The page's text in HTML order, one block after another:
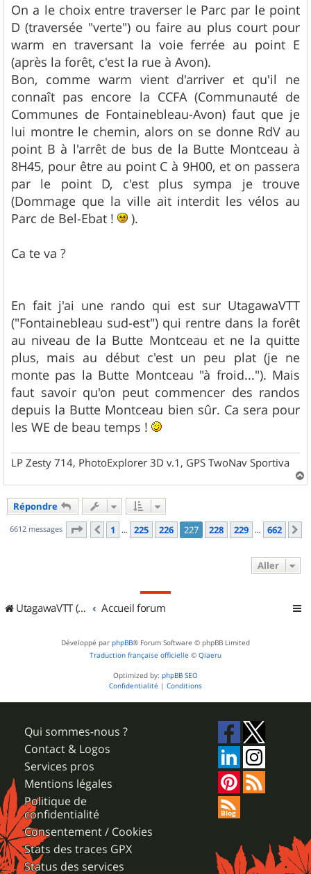
On a le choix entre traverser le Parc par le point
D (traversée "verte") ou faire au plus court pour
warm en traversant la voie ferrée au point E
(après la forêt, c'est la rue à Avon).
Bon, comme warm vient d'arriver et qu'il ne
connaît pas encore la CCFA (Communauté de
Communes de Fontainebleau-Avon) faut que je
lui montre le chemin, alors on se donne RdV au
point B à l'arrêt de bus de la Butte Montceau à
8H45, pour être au point C à 9H00, et on passera
par le point D, c'est plus sympa je trouve
(Dommage que la ville ait interdit les vélos au
Parc de Bel-Ebat !
).
Ca te va ?
En fait j'ai une rando qui est sur UtagawaVTT
("Fontainebleau sud-est") qui rentre dans la forêt
au niveau de la Butte Montceau et ne la quitte
plus, mais au début c'est un peu plat (je ne
monte pas la Butte Montceau "à froid..."). Mais
faut savoir qu'on peut commencer des randos
depuis la Butte Montceau bien sûr. Ca sera pour
les WE de beau temps !
LP Zesty 714, PhotoExplorer 3D v.1, GPS TwoNav Sportiva
a
Répondre
6612 messages Page 227 sur662
Précédent
1 … 225 226 227 228 229 … 662
Aller
UtagawaVTT (Randos VTT et VTTAE avec traces GPS) Accueil forum
Développé par phpBB® Forum Software © phpBB Limited
Traduction française officielle © Qiaeru
Optimized by: phpBB SEO
Confidentialité | Conditions
Qui sommes-nous ?
Contact & Logos
Services pros
Mentions légales
Politique de
confidentialité
Consentement / Cookies
Stats des traces GPX
Status des services